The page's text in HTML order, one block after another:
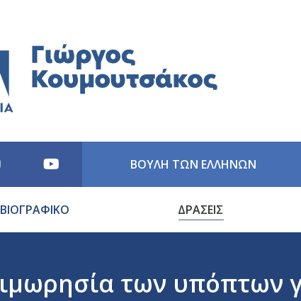
ΒΟΥΛΗ ΤΩΝ ΕΛΛΗΝΩΝ
ΒΙΟΓΡΑΦΙΚΟ ΔΡΑΣΕΙΣ
των υπόπτων